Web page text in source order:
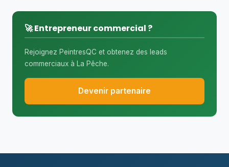
🚀 Entrepreneur commercial ?
Rejoignez PeintresQC et obtenez des leads
commerciaux à La Pêche.
Devenir partenaire